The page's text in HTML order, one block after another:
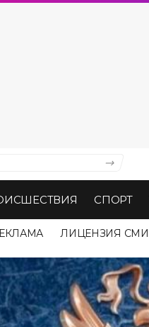
СПОРТ
ЛИЦЕНЗИЯ СМИ